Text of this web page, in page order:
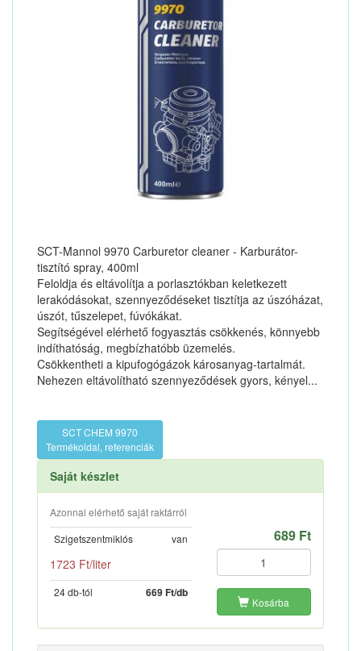
SCT-Mannol 9970 Carburetor cleaner - Karburátor-
tisztító spray, 400ml
Feloldja és eltávolítja a porlasztókban keletkezett
lerakódásokat, szennyeződéseket tisztítja az úszóházat,
úszót, tűszelepet, fúvókákat.
Segítségével elérhető fogyasztás csökkenés, könnyebb
indíthatóság, megbízhatóbb üzemelés.
Csökkentheti a kipufogógázok károsanyag-tartalmát.
Nehezen eltávolítható szennyeződések gyors, kényel...
SCT CHEM 9970
Termékoldal, referenciák
Saját készlet
Azonnal elérhető saját raktárról
Szigetszentmiklós
van
1723 Ft/liter
24 db-tól 669 Ft/db
689 Ft
Kosárba